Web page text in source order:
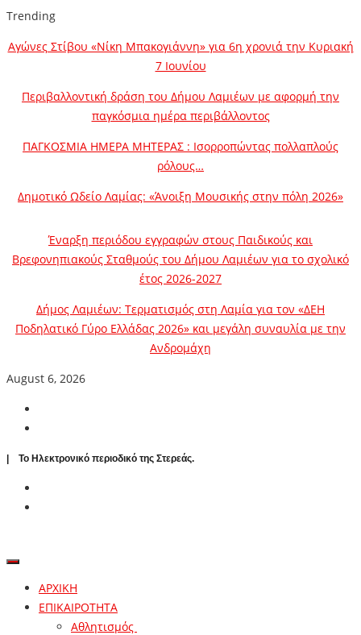
Trending
Αγώνες Στίβου «Νίκη Μπακογιάννη» για 6η χρονιά την Κυριακή
7 Ιουνίου
Περιβαλλοντική δράση του Δήμου Λαμιέων με αφορμή την
παγκόσμια ημέρα περιβάλλοντος
ΠΑΓΚΟΣΜΙΑ ΗΜΕΡΑ ΜΗΤΕΡΑΣ : Ισορροπώντας πολλαπλούς
ρόλους…
Δημοτικό Ωδείο Λαμίας: «Άνοιξη Μουσικής στην πόλη 2026»
Έναρξη περιόδου εγγραφών στους Παιδικούς και
Βρεφονηπιακούς Σταθμούς του Δήμου Λαμιέων για το σχολικό
έτος 2026-2027
Δήμος Λαμιέων: Τερματισμός στη Λαμία για τον «ΔΕΗ
Ποδηλατικό Γύρο Ελλάδας 2026» και μεγάλη συναυλία με την
Ανδρομάχη
August 6, 2026
| To Ηλεκτρονικό περιοδικό της Στερεάς.
ΑΡΧΙΚΗ
ΕΠΙΚΑΙΡΟΤΗΤΑ
Αθλητισμός